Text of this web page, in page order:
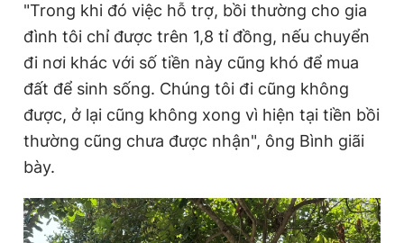
"Trong khi đó việc hỗ trợ, bồi thường cho gia
đình tôi chỉ được trên 1,8 tỉ đồng, nếu chuyển
đi nơi khác với số tiền này cũng khó để mua
đất để sinh sống. Chúng tôi đi cũng không
được, ở lại cũng không xong vì hiện tại tiền bồi
thường cũng chưa được nhận", ông Bình giãi
bày.